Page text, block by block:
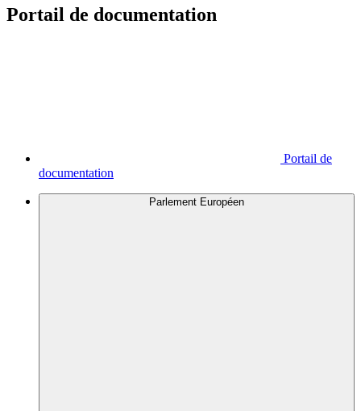
Portail de documentation
Portail de
documentation
Parlement Européen